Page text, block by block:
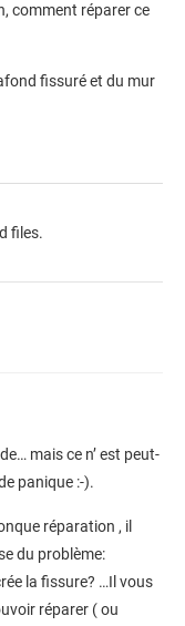
comment réparer ce
fissuré et du mur
files.
mais ce n’ est peut-
panique :-).
réparation , il
du problème:
la fissure? …Il vous
réparer ( ou